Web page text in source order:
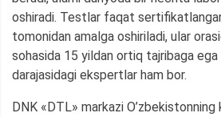
oshiradi. Testlar faqat
tomonidan amalga oshiriladi, ular
sohasida 15 yildan ortiq tajribaga ega
darajasidagi ekspertlar ham bor.
DNK «DTL» markazi O’zbekistonning